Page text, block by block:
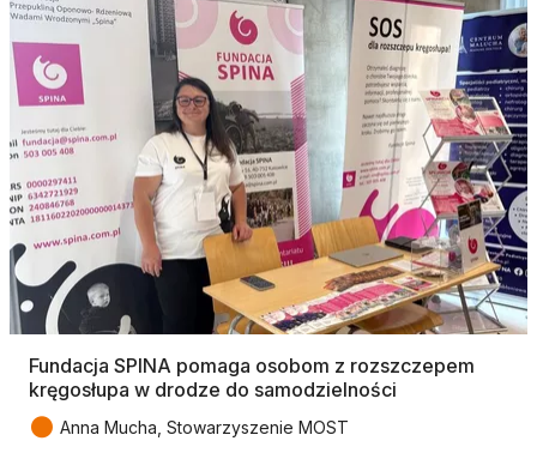
Fundacja SPINA pomaga osobom z rozszczepem
kręgosłupa w drodze do samodzielności
● Anna Mucha, Stowarzyszenie MOST